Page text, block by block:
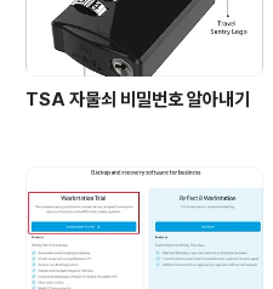
TSA 자물쇠 비밀번호 알아내기